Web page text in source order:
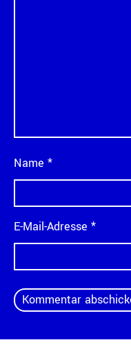
Name *
E-Mail-Adresse *